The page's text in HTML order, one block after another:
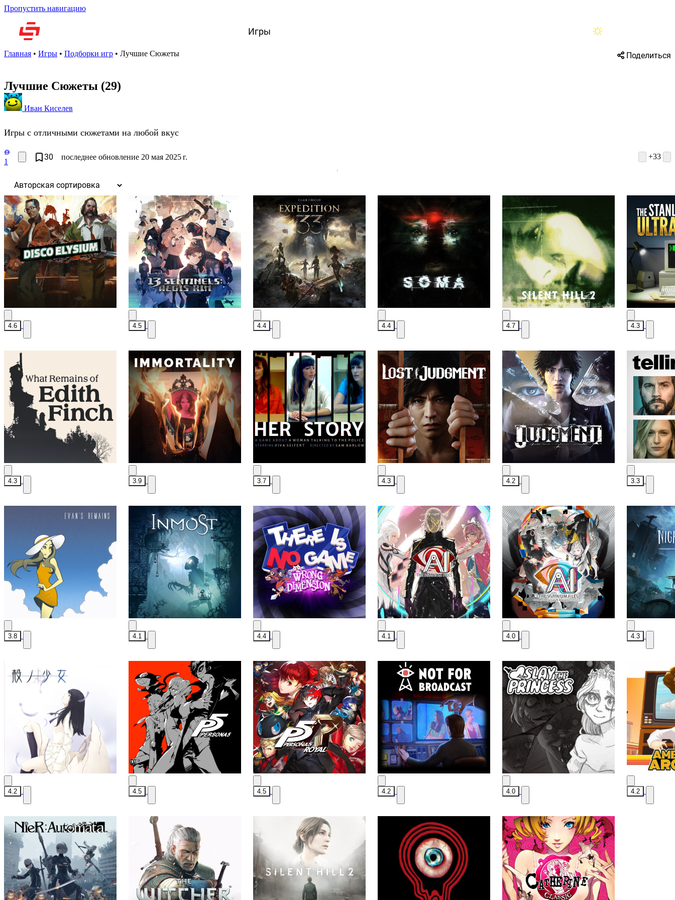
Пропустить навигацию
Игры
Главная • Игры • Подборки игр • Лучшие Сюжеты Поделиться
Лучшие Сюжеты (29)
Иван Киселев
Игры с отличными сюжетами на любой вкус
1 30 последнее обновление 20 мая 2025 г. +33
4.6 4.5 4.4 4.4 4.7 4.3
4.3 3.9 3.7 4.3 4.2 3.3
3.8 4.1 4.4 4.1 4.0 4.3
4.2 4.5 4.5 4.2 4.0 4.2